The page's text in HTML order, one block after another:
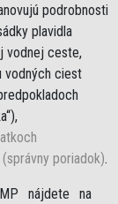
podrobnosti
plavidla
vodnej ceste,
vodných ciest
poriadok).
nájdete na